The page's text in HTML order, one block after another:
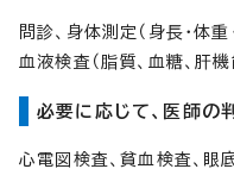
問診、身体測定（身長・体重
血液検査（脂質、血糖、肝機
必要に応じて、医師の
心電図検査、貧血検査、眼